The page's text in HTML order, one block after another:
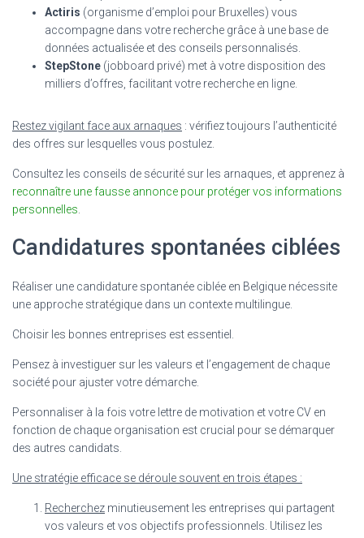
Actiris (organisme d’emploi pour Bruxelles) vous
accompagne dans votre recherche grâce à une base de
données actualisée et des conseils personnalisés.
StepStone (jobboard privé) met à votre disposition des
milliers d’offres, facilitant votre recherche en ligne.
Restez vigilant face aux arnaques : vérifiez toujours l’authenticité
des offres sur lesquelles vous postulez.
Consultez les conseils de sécurité sur les arnaques, et apprenez à
reconnaître une fausse annonce pour protéger vos informations
personnelles
Candidatures spontanées ciblées
Réaliser une candidature spontanée ciblée en Belgique nécessite
une approche stratégique dans un contexte multilingue.
Choisir les bonnes entreprises est essentiel.
Pensez à investiguer sur les valeurs et l’engagement de chaque
société pour ajuster votre démarche.
Personnaliser à la fois votre lettre de motivation et votre CV en
fonction de chaque organisation est crucial pour se démarquer
des autres candidats.
Une stratégie efficace se déroule souvent en trois étapes :
Recherchez minutieusement les entreprises qui partagent
vos valeurs et vos objectifs professionnels. Utilisez les